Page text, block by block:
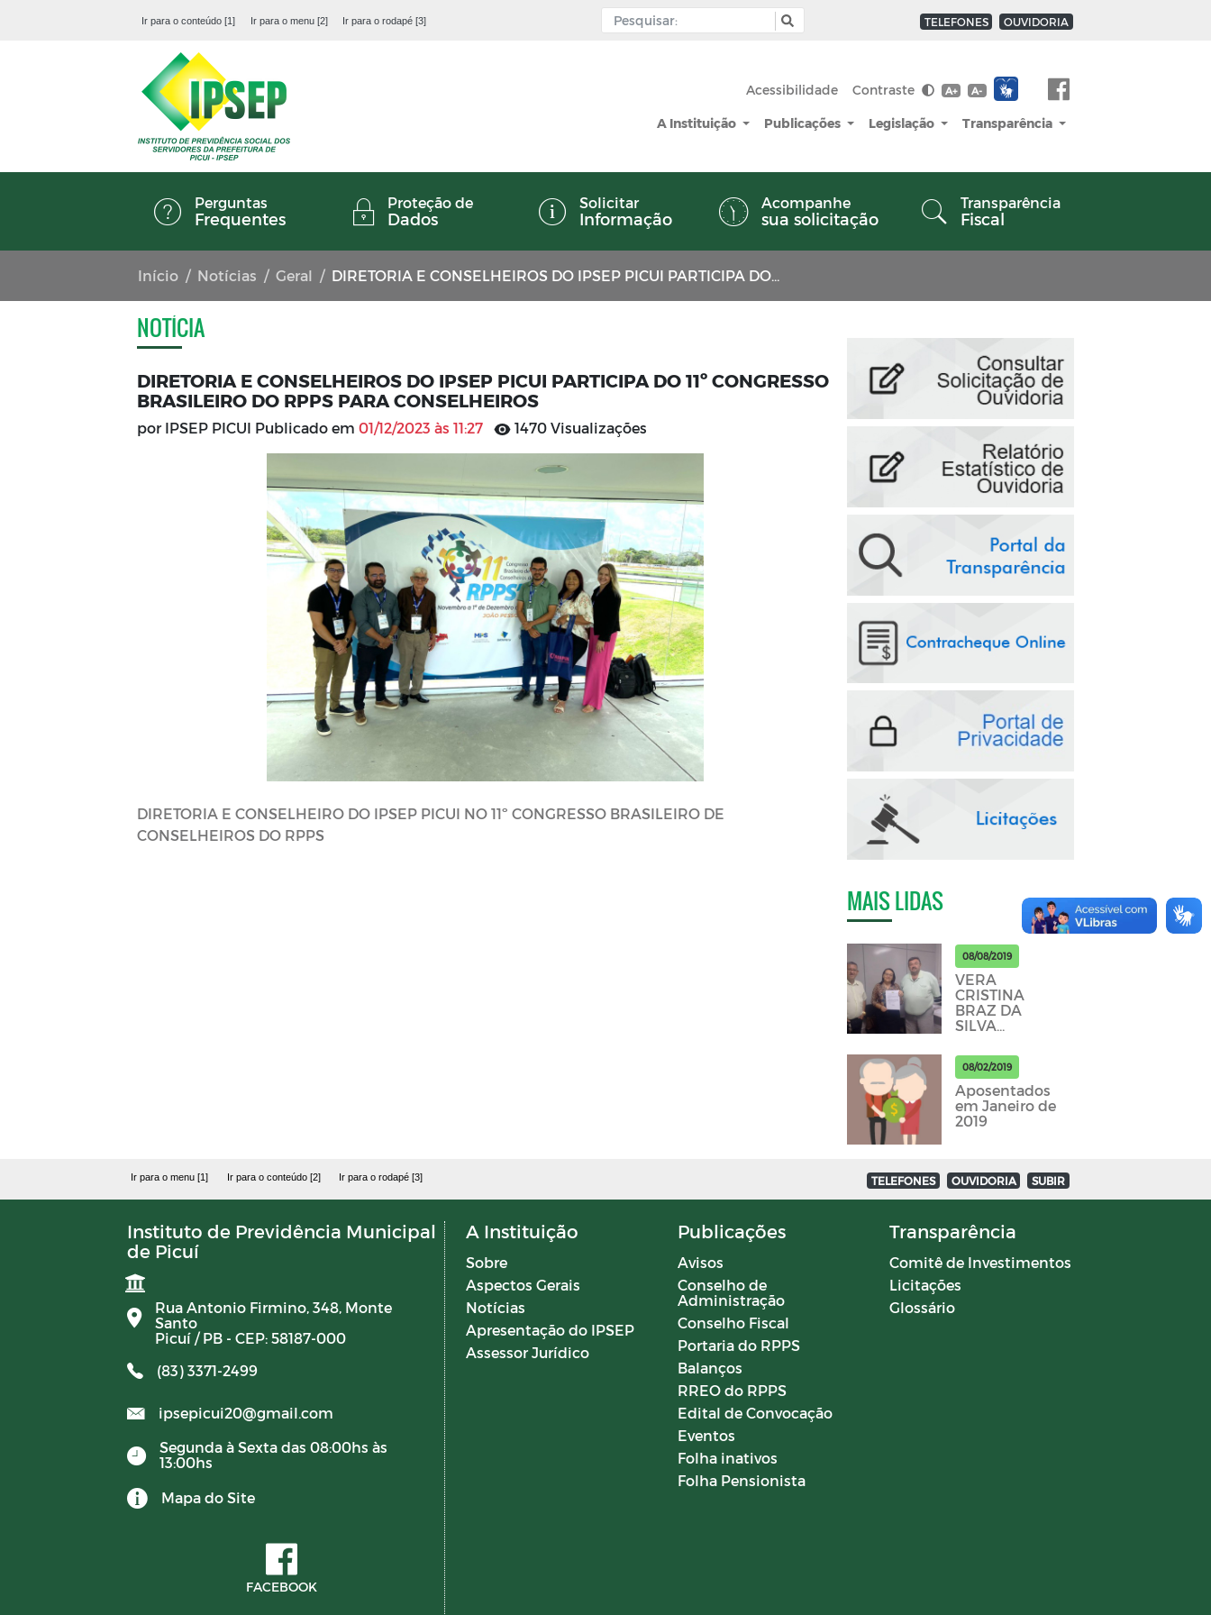
Ir para o conteúdo [1] Ir para o menu [2] Ir para o rodapé [3] TELEFONES OUVIDORIA
Acessibilidade Contraste A+ A-
A Instituição Publicações Legislação Transparência
Perguntas
Frequentes
Proteção de
Dados
Solicitar
Informação
Acompanhe
sua solicitação
Transparência
Fiscal
Início Notícias Geral DIRETORIA E CONSELHEIROS DO IPSEP PICUI PARTICIPA DO 11º CONGRESSO BRASILEIRO DO RPPS PARA CONSELHEIROS
NOTÍCIA
DIRETORIA E CONSELHEIROS DO IPSEP PICUI PARTICIPA DO 11º CONGRESSO
BRASILEIRO DO RPPS PARA CONSELHEIROS
por IPSEP PICUI Publicado em 01/12/2023 às 11:27 1470 Visualizações
DIRETORIA E CONSELHEIRO DO IPSEP PICUI NO 11º CONGRESSO BRASILEIRO DE
CONSELHEIROS DO RPPS
MAIS LIDAS
08/08/2019
VERA
CRISTINA
BRAZ DA
SILVA
DO IPSEP
PICUI MÊS DE
JULHO
08/02/2019
Aposentados
em Janeiro de
2019
Ir para o menu [1] Ir para o conteúdo [2] Ir para o rodapé [3] TELEFONES OUVIDORIA SUBIR
Instituto de Previdência Municipal
de Picuí
Rua Antonio Firmino, 348, Monte
Santo
Picuí / PB - CEP: 58187-000
(83) 3371-2499
ipsepicui20@gmail.com
Segunda à Sexta das 08:00hs às
13:00hs
Mapa do Site
FACEBOOK
A Instituição
Sobre
Aspectos Gerais
Notícias
Apresentação do IPSEP
Assessor Jurídico
Publicações
Avisos
Conselho de
Administração
Conselho Fiscal
Portaria do RPPS
Balanços
RREO do RPPS
Edital de Convocação
Eventos
Folha inativos
Folha Pensionista
Transparência
Comitê de Investimentos
Licitações
Glossário